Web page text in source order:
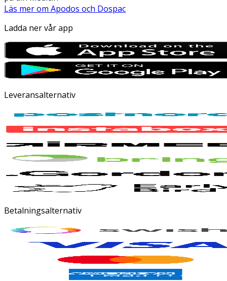
Läs mer om Apodos och Dospac
Ladda ner vår app
Leveransalternativ
Betalningsalternativ